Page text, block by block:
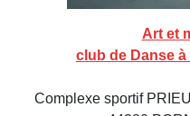
Art et
club de Danse à
Complexe sportif